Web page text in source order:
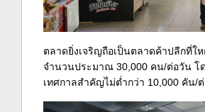
ตลาดยิ่งเจริญถือเป็นตลาดค้าปลีกที่
จำนวนประมาณ 30,000 คน/ต่อวัน โ
เทศกาลสำคัญไม่ต่ำกว่า 10,000 คัน